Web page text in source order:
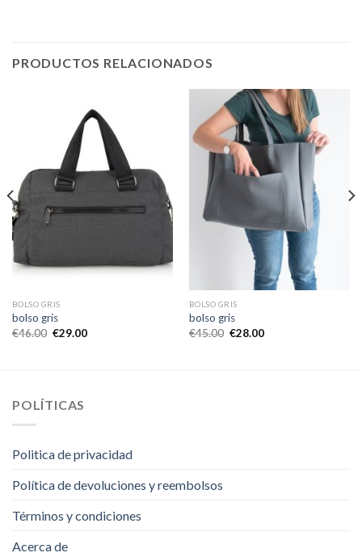
PRODUCTOS RELACIONADOS
BOLSO GRIS
bolso gris
€46.00 €29.00
BOLSO GRIS
bolso gris
€45.00 €28.00
POLÍTICAS
Politica de privacidad
Política de devoluciones y reembolsos
Términos y condiciones
Acerca de